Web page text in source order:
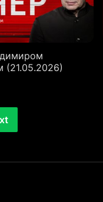
(21.05.2026)